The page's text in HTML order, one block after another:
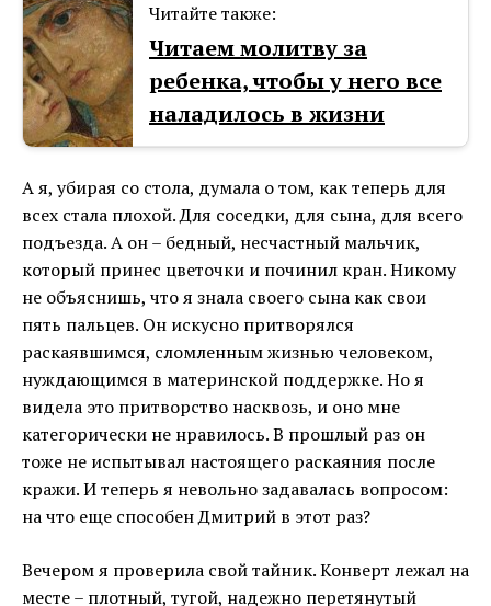
Читайте также:
Читаем молитву за
ребенка, чтобы у него все
наладилось в жизни
А я, убирая со стола, думала о том, как теперь для
всех стала плохой. Для соседки, для сына, для всего
подъезда. А он – бедный, несчастный мальчик,
который принес цветочки и починил кран. Никому
не объяснишь, что я знала своего сына как свои
пять пальцев. Он искусно притворялся
раскаявшимся, сломленным жизнью человеком,
нуждающимся в материнской поддержке. Но я
видела это притворство насквозь, и оно мне
категорически не нравилось. В прошлый раз он
тоже не испытывал настоящего раскаяния после
кражи. И теперь я невольно задавалась вопросом:
на что еще способен Дмитрий в этот раз?
Вечером я проверила свой тайник. Конверт лежал на
месте – плотный, тугой, надежно перетянутый